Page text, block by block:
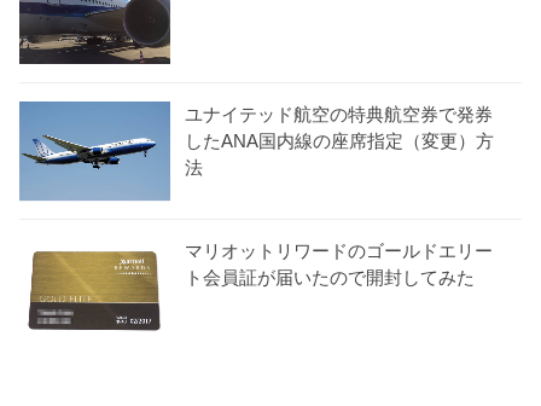
ユナイテッド航空の特典航空券で発券
したANA国内線の座席指定（変更）方
法
マリオットリワードのゴールドエリー
ト会員証が届いたので開封してみた